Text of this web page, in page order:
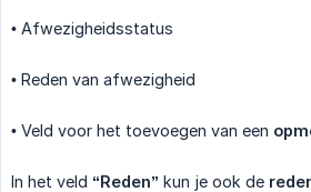
• Afwezigheidsstatus
• Reden van afwezigheid
• Veld voor het toevoegen van een
In het veld “Reden” kun je ook de